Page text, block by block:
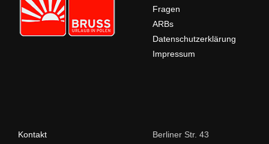
Fragen
ARBs
Datenschutzerklärung
Impressum
Kontakt
Berliner Str. 43